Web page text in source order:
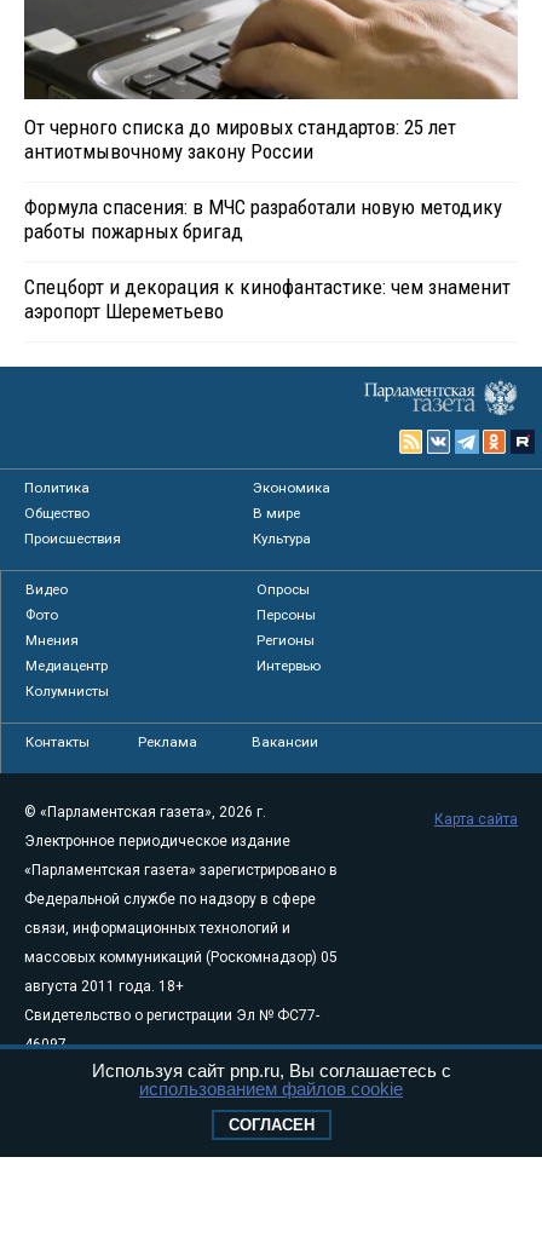
От черного списка до мировых стандартов: 25 лет
антиотмывочному закону России
Формула спасения: в МЧС разработали новую методику
работы пожарных бригад
Спецборт и декорация к кинофантастике: чем знаменит
аэропорт Шереметьево
Политика
Экономика
Общество
В мире
Происшествия
Культура
Видео
Опросы
Фото
Персоны
Мнения
Регионы
Медиацентр
Интервью
Колумнисты
Контакты Реклама Вакансии
© «Парламентская газета», 2026 г.
Электронное периодическое издание
«Парламентская газета» зарегистрировано в
Федеральной службе по надзору в сфере
связи, информационных технологий и
массовых коммуникаций (Роскомнадзор) 05
августа 2011 года. 18+
Свидетельство о регистрации Эл № ФС77-
46097
Учредитель — АНО «Парламентская газета»
Исполняющий обязанности главного
Тел.: +7 (495) 637–69–79 E-mail:pg@pnp.ru
Карта сайта
Используя сайт pnp.ru, Вы соглашаетесь с
использованием файлов cookie
СОГЛАСЕН